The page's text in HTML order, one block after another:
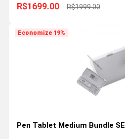
R$1699.00 R$1999.00
Economize 19%
Pen Tablet Medium Bundle SE